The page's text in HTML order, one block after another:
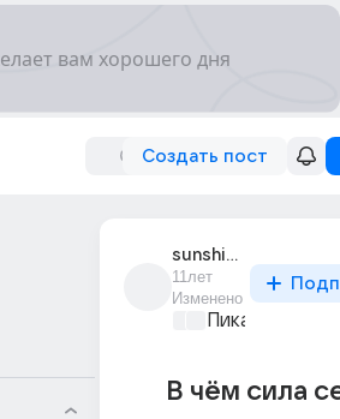
Создать пост
sunshine_765
11лет
Изменено
Пикантно о
В чём сила